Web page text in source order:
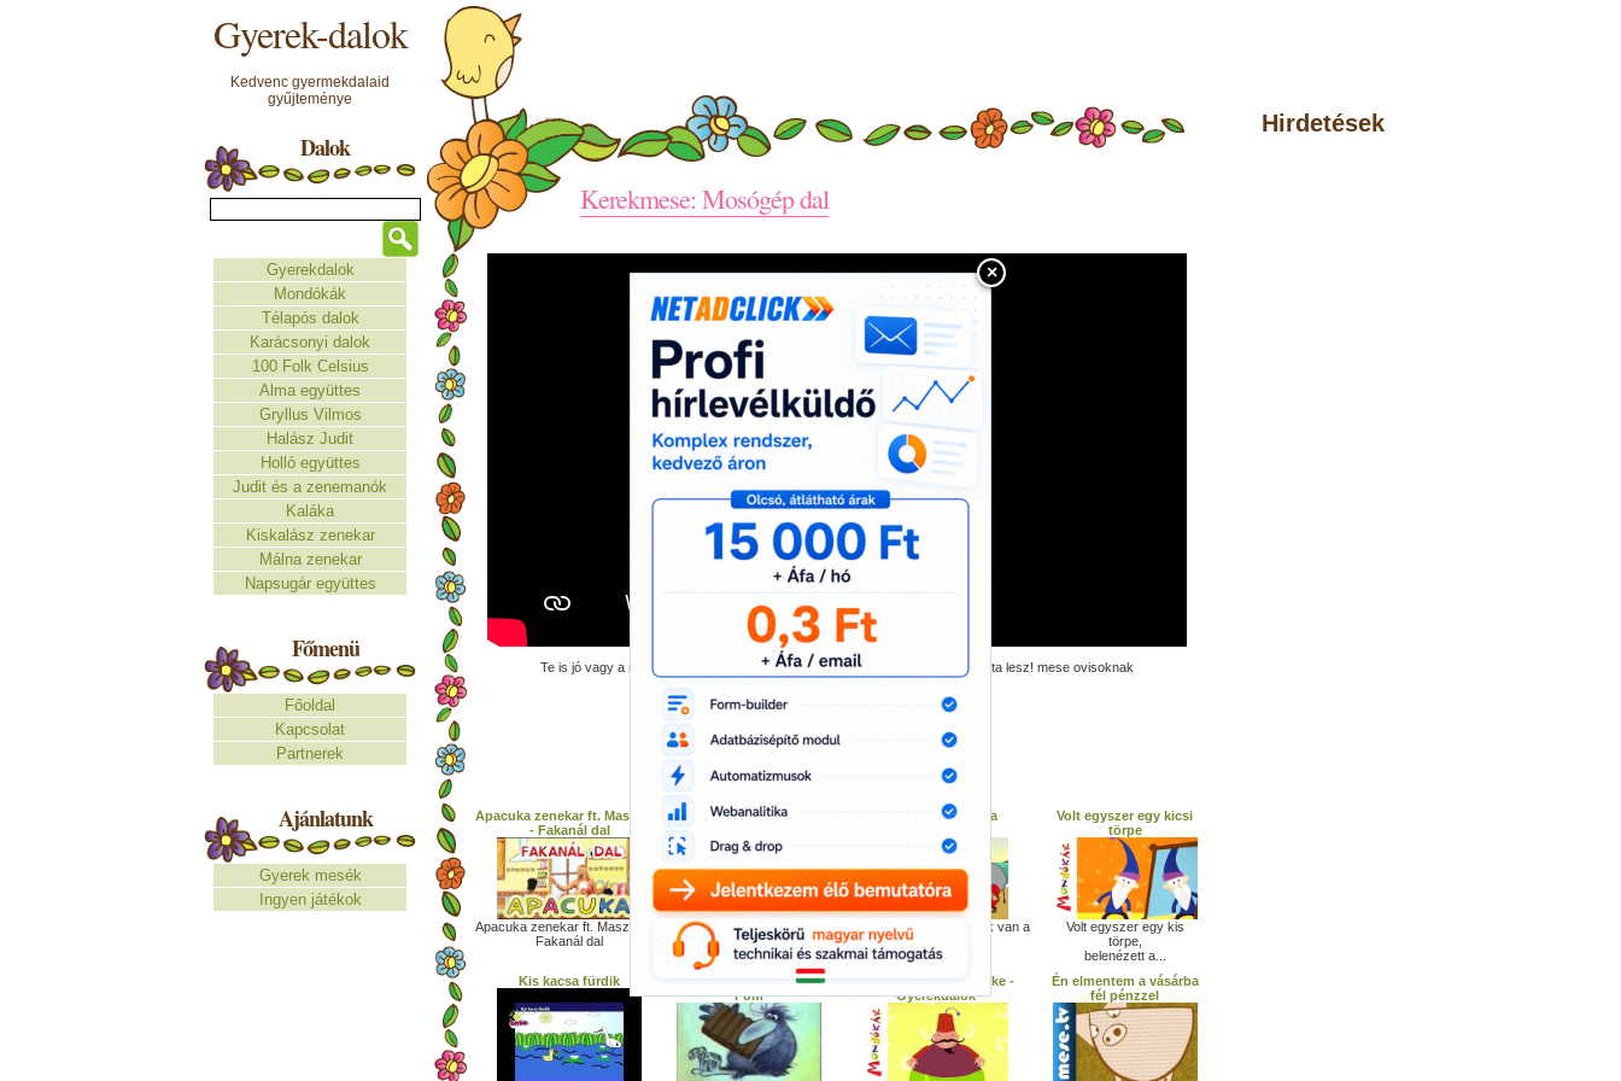
Gyerek-dalok
Kedvenc gyermekdalaid
gyűjteménye
Dalok
Gyerekdalok
Mondókák
Télapós dalok
Karácsonyi dalok
100 Folk Celsius
Alma együttes
Gryllus Vilmos
Halász Judit
Holló együttes
Judit és a zenemanók
Kaláka
Kiskalász zenekar
Málna zenekar
Napsugár együttes
Főmenü
Főoldal
Kapcsolat
Partnerek
Ajánlatunk
Gyerek mesék
Ingyen játékok
Kerekmese: Mosógép dal
Te is jó vagy a makacs szennyeződésben? Nyugi, a mosógéppel minden tiszta lesz! mese ovisoknak
További gyerek dalok:
Apacuka zenekar ft. Maszkura
- Fakanál dal
Apacuka zenekar ft. Maszkura -
Fakanál dal
Katalinka szállj el
Katalinka szállj el
Az elefánt ormánya
KerekMese: Az elefántnak van a
leghosszabb orra...
Volt egyszer egy kicsi
törpe
Volt egyszer egy kis
törpe,
belenézett a...
Kis kacsa fürdik
100 Folk Celsius - Pom
Pom
Pont, pont, vesszőcske -
Gyerekdalok
Én elmentem a vásárba
fél pénzzel
Hirdetések
×